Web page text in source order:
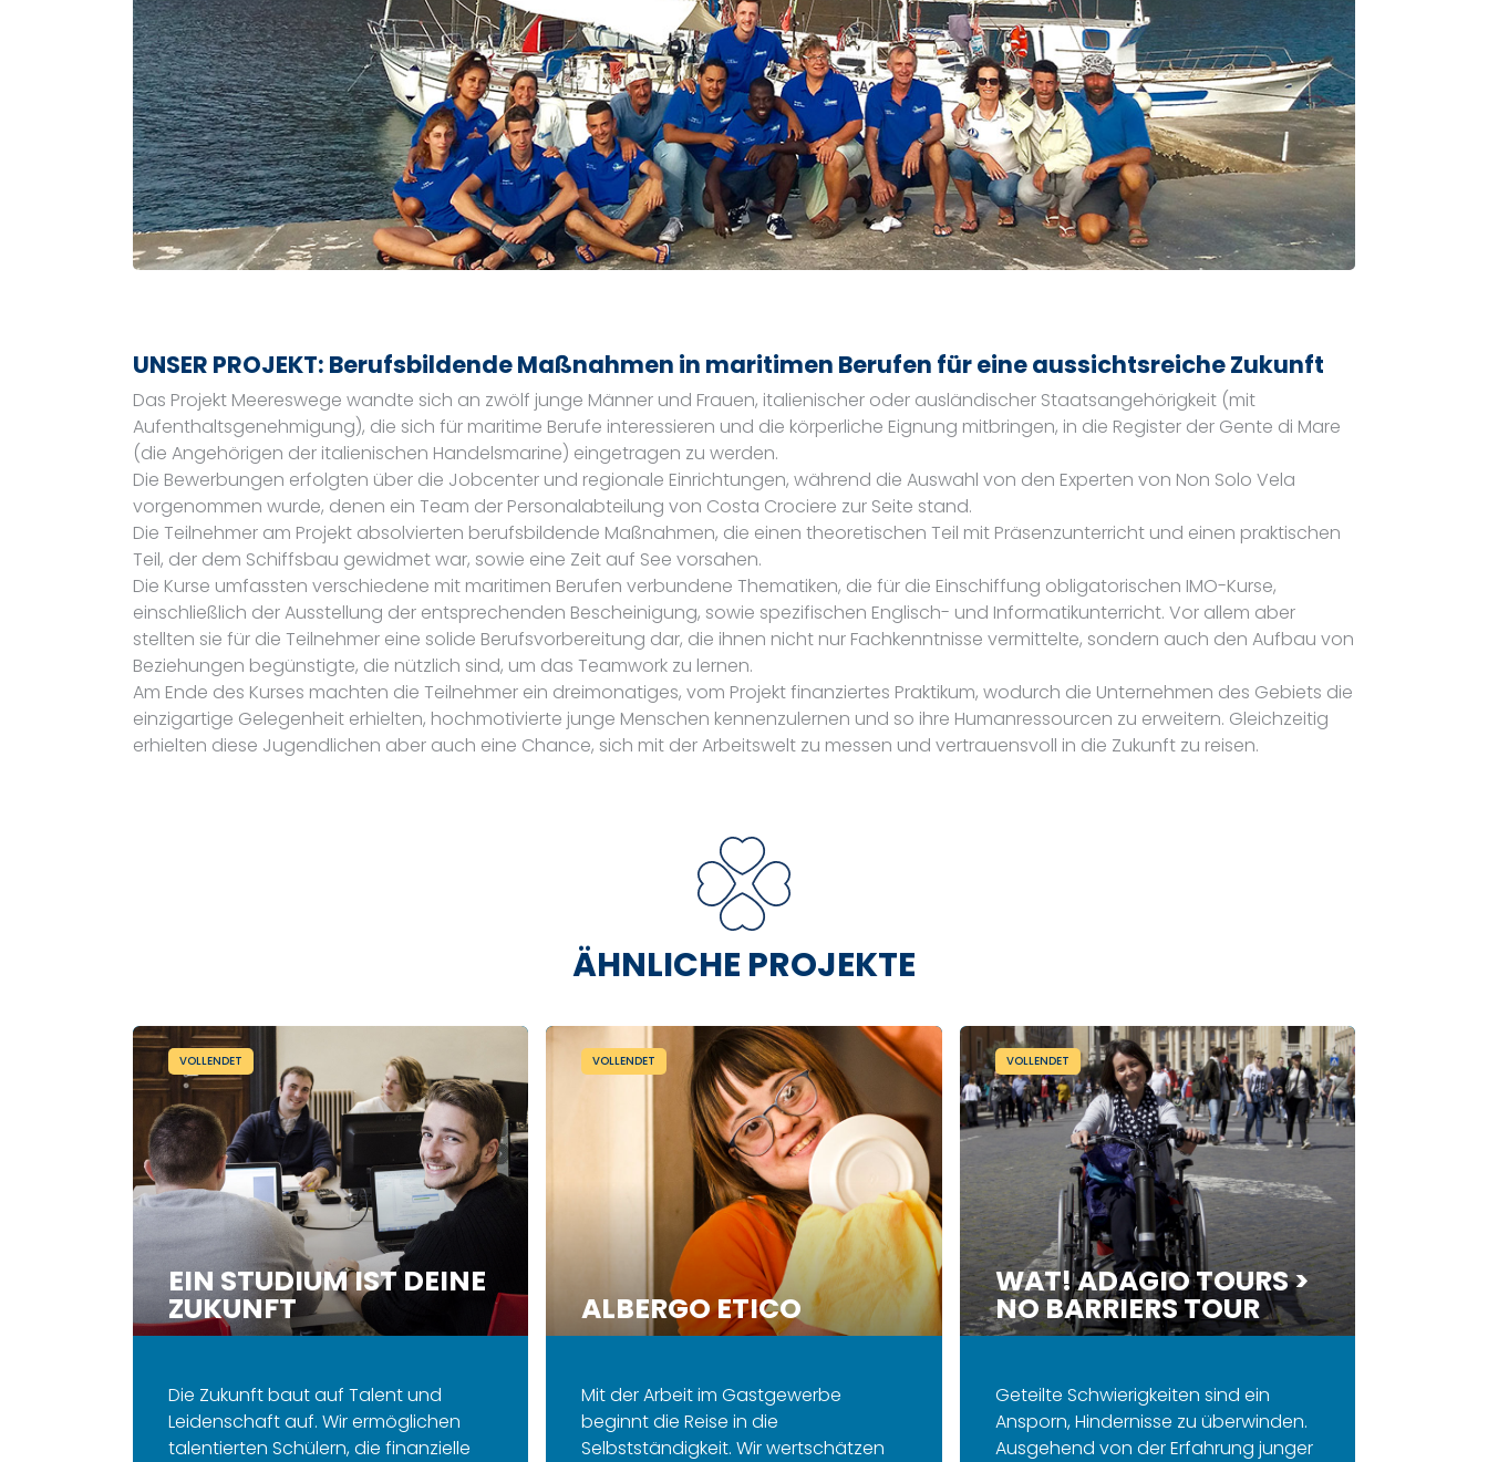
UNSER PROJEKT: Berufsbildende Maßnahmen in maritimen Berufen für eine aussichtsreiche Zukunft
Das Projekt Meereswege wandte sich an zwölf junge Männer und Frauen, italienischer oder ausländischer Staatsangehörigkeit (mit
Aufenthaltsgenehmigung), die sich für maritime Berufe interessieren und die körperliche Eignung mitbringen, in die Register der Gente di Mare
(die Angehörigen der italienischen Handelsmarine) eingetragen zu werden.
Die Bewerbungen erfolgten über die Jobcenter und regionale Einrichtungen, während die Auswahl von den Experten von Non Solo Vela
vorgenommen wurde, denen ein Team der Personalabteilung von Costa Crociere zur Seite stand.
Die Teilnehmer am Projekt absolvierten berufsbildende Maßnahmen, die einen theoretischen Teil mit Präsenzunterricht und einen praktischen
Teil, der dem Schiffsbau gewidmet war, sowie eine Zeit auf See vorsahen.
Die Kurse umfassten verschiedene mit maritimen Berufen verbundene Thematiken, die für die Einschiffung obligatorischen IMO-Kurse,
einschließlich der Ausstellung der entsprechenden Bescheinigung, sowie spezifischen Englisch- und Informatikunterricht. Vor allem aber
stellten sie für die Teilnehmer eine solide Berufsvorbereitung dar, die ihnen nicht nur Fachkenntnisse vermittelte, sondern auch den Aufbau von
Beziehungen begünstigte, die nützlich sind, um das Teamwork zu lernen.
Am Ende des Kurses machten die Teilnehmer ein dreimonatiges, vom Projekt finanziertes Praktikum, wodurch die Unternehmen des Gebiets die
einzigartige Gelegenheit erhielten, hochmotivierte junge Menschen kennenzulernen und so ihre Humanressourcen zu erweitern. Gleichzeitig
erhielten diese Jugendlichen aber auch eine Chance, sich mit der Arbeitswelt zu messen und vertrauensvoll in die Zukunft zu reisen.
ÄHNLICHE PROJEKTE
VOLLENDET
EIN STUDIUM IST DEINE
ZUKUNFT
Die Zukunft baut auf Talent und
Leidenschaft auf. Wir ermöglichen
talentierten Schülern, die finanzielle
VOLLENDET
ALBERGO ETICO
Mit der Arbeit im Gastgewerbe
beginnt die Reise in die
Selbstständigkeit. Wir wertschätzen
VOLLENDET
WAT! ADAGIO TOURS >
NO BARRIERS TOUR
Geteilte Schwierigkeiten sind ein
Ansporn, Hindernisse zu überwinden.
Ausgehend von der Erfahrung junger